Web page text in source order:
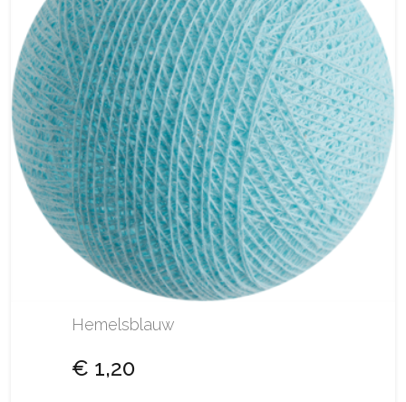
Hemelsblauw
€ 1,20